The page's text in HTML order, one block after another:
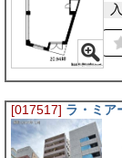
[017517] ラ・ミア